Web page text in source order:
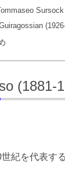
Sursock
(1881-
紀を代表す